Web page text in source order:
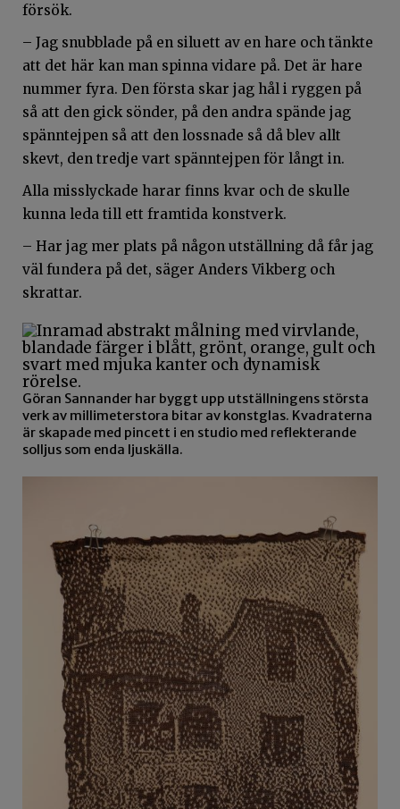
försök.
– Jag snubblade på en siluett av en hare och tänkte
att det här kan man spinna vidare på. Det är hare
nummer fyra. Den första skar jag hål i ryggen på
så att den gick sönder, på den andra spände jag
spänntejpen så att den lossnade så då blev allt
skevt, den tredje vart spänntejpen för långt in.
Alla misslyckade harar finns kvar och de skulle
kunna leda till ett framtida konstverk.
– Har jag mer plats på någon utställning då får jag
väl fundera på det, säger Anders Vikberg och
skrattar.
Göran Sannander har byggt upp utställningens största
verk av millimeterstora bitar av konstglas. Kvadraterna
är skapade med pincett i en studio med reflekterande
solljus som enda ljuskälla.